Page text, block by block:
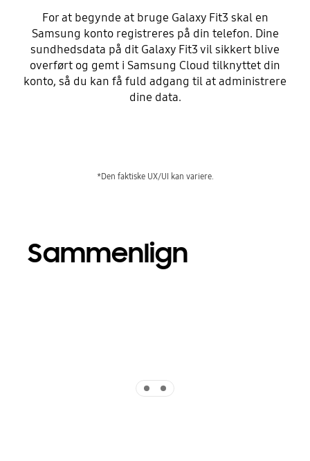
For at begynde at bruge Galaxy Fit3 skal en
Samsung konto registreres på din telefon. Dine
sundhedsdata på dit Galaxy Fit3 vil sikkert blive
overført og gemt i Samsung Cloud tilknyttet din
konto, så du kan få fuld adgang til at administrere
dine data.
*Den faktiske UX/UI kan variere.
Sammenlign